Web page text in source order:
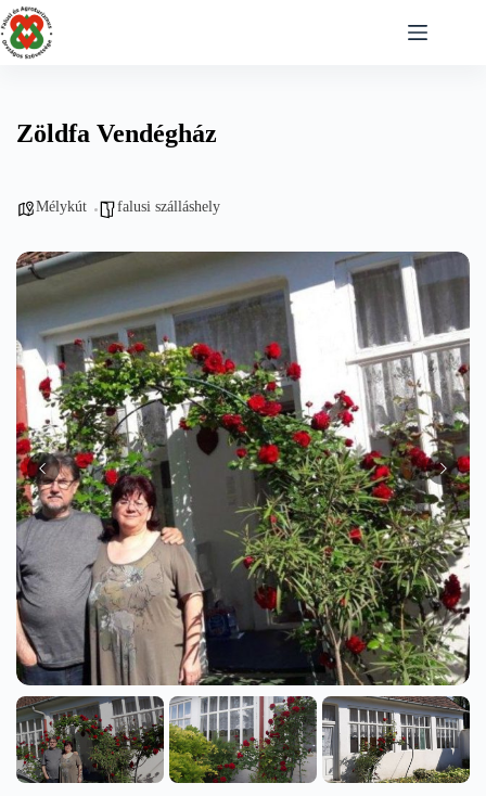
Skip
to
content
Zöldfa Vendégház
Mélykút falusi szálláshely